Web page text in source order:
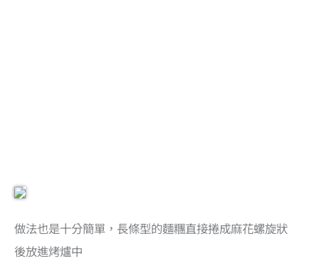
做法也是十分簡單，長條型的麵糰直接捲成麻花螺旋狀
後放進烤爐中